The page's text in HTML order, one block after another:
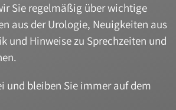
Sie regelmäßig über wichtige
aus der Urologie, Neuigkeiten aus
und Hinweise zu Sprechzeiten und
und bleiben Sie immer auf dem